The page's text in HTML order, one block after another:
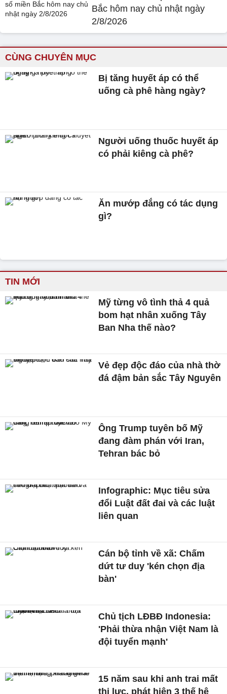
Bắc hôm nay chủ nhật ngày
2/8/2026
CÙNG CHUYÊN MỤC
Bị tăng huyết áp có thể
uống cà phê hàng ngày?
Người uống thuốc huyết áp
có phải kiêng cà phê?
Ăn mướp đắng có tác dụng
gì?
TIN MỚI
Mỹ từng vô tình thả 4 quả
bom hạt nhân xuống Tây
Ban Nha thế nào?
Vẻ đẹp độc đáo của nhà thờ
đá đậm bản sắc Tây Nguyên
Ông Trump tuyên bố Mỹ
đang đàm phán với Iran,
Tehran bác bỏ
Infographic: Mục tiêu sửa
đổi Luật đất đai và các luật
liên quan
Cán bộ tỉnh về xã: Chấm
dứt tư duy 'kén chọn địa
bàn'
Chủ tịch LĐBĐ Indonesia:
'Phải thừa nhận Việt Nam là
đội tuyển mạnh'
15 năm sau khi anh trai mất
thị lực, phát hiện 3 thế hệ